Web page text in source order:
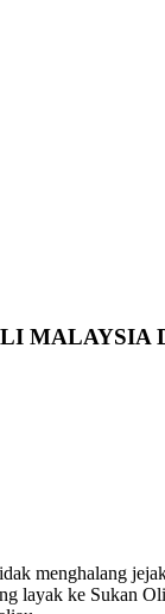
MALAYSIA
menghalang
layak ke Sukan